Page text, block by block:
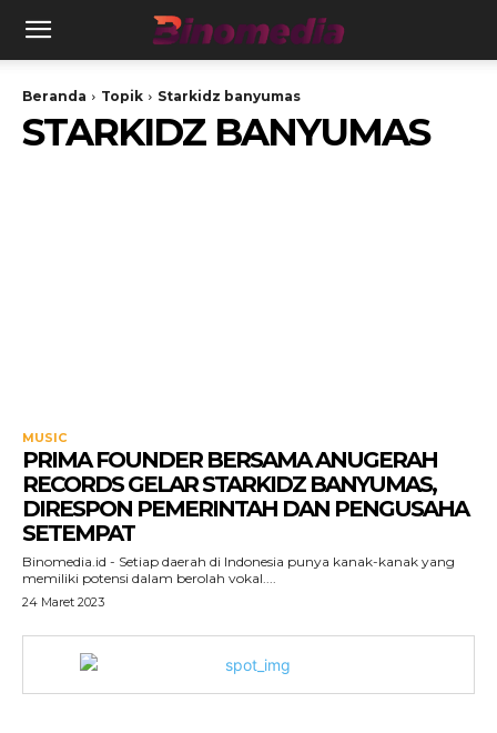
Beranda Topik Starkidz banyumas
STARKIDZ BANYUMAS
MUSIC
PRIMA FOUNDER BERSAMA ANUGERAH
RECORDS GELAR STARKIDZ BANYUMAS,
DIRESPON PEMERINTAH DAN PENGUSAHA
SETEMPAT
Binomedia.id - Setiap daerah di Indonesia punya kanak-kanak yang
memiliki potensi dalam berolah vokal....
24 Maret 2023